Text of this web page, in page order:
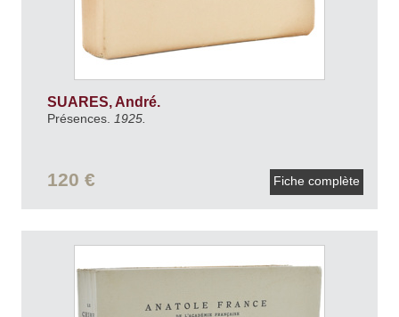
SUARES, André.
Présences. 1925.
120 € Fiche complète